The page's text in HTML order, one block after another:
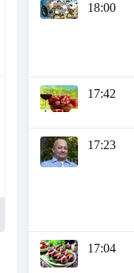
18:00
17:42
17:23
17:04